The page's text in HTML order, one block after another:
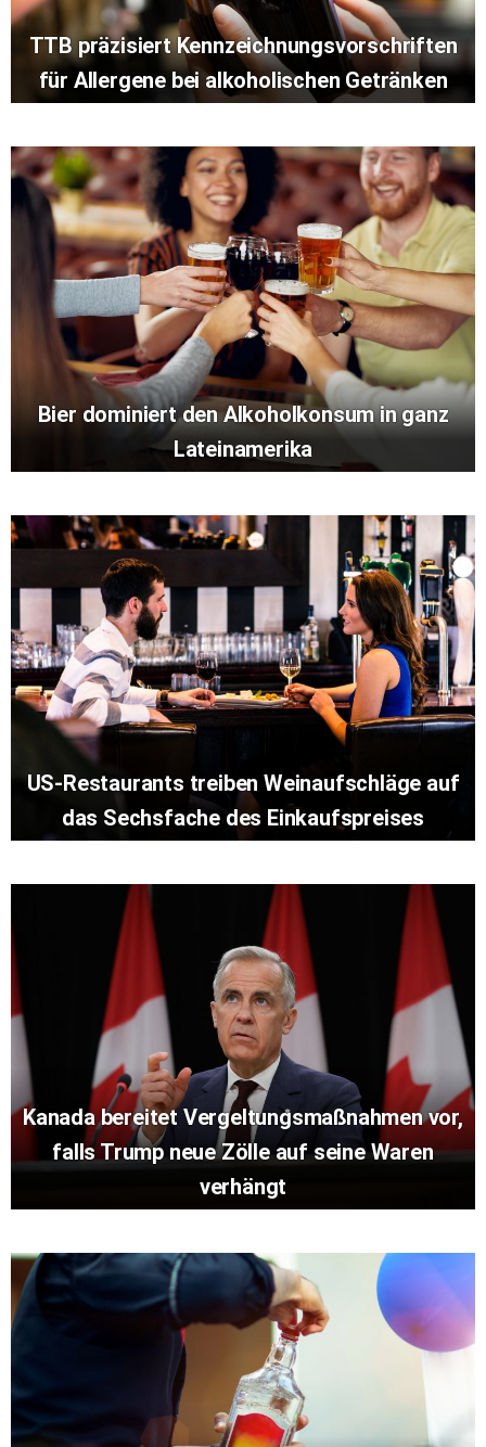
TTB präzisiert Kennzeichnungsvorschriften
für Allergene bei alkoholischen Getränken
Bier dominiert den Alkoholkonsum in ganz
Lateinamerika
US-Restaurants treiben Weinaufschläge auf
das Sechsfache des Einkaufspreises
Kanada bereitet Vergeltungsmaßnahmen vor,
falls Trump neue Zölle auf seine Waren
verhängt